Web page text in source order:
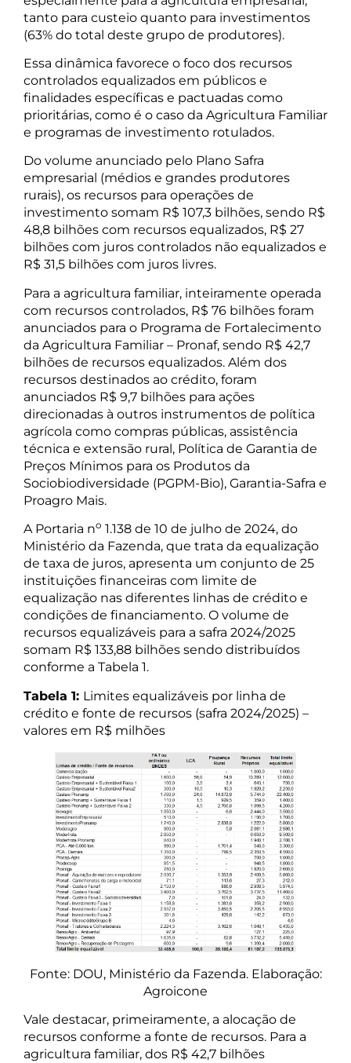
tanto para custeio quanto para investimentos
(63% do total deste grupo de produtores).
Essa dinâmica favorece o foco dos recursos
controlados equalizados em públicos e
finalidades específicas e pactuadas como
prioritárias, como é o caso da Agricultura Familiar
e programas de investimento rotulados.
Do volume anunciado pelo Plano Safra
empresarial (médios e grandes produtores
rurais), os recursos para operações de
investimento somam R$ 107,3 bilhões, sendo R$
48,8 bilhões com recursos equalizados, R$ 27
bilhões com juros controlados não equalizados e
R$ 31,5 bilhões com juros livres.
Para a agricultura familiar, inteiramente operada
com recursos controlados, R$ 76 bilhões foram
anunciados para o Programa de Fortalecimento
da Agricultura Familiar – Pronaf, sendo R$ 42,7
bilhões de recursos equalizados. Além dos
recursos destinados ao crédito, foram
anunciados R$ 9,7 bilhões para ações
direcionadas à outros instrumentos de política
agrícola como compras públicas, assistência
técnica e extensão rural, Política de Garantia de
Preços Mínimos para os Produtos da
Sociobiodiversidade (PGPM-Bio), Garantia-Safra e
Proagro Mais.
A Portaria no 1.138 de 10 de julho de 2024, do
Ministério da Fazenda, que trata da equalização
de taxa de juros, apresenta um conjunto de 25
instituições financeiras com limite de
equalização nas diferentes linhas de crédito e
condições de financiamento. O volume de
recursos equalizáveis para a safra 2024/2025
somam R$ 133,88 bilhões sendo distribuídos
conforme a Tabela 1.
Tabela 1: Limites equalizáveis por linha de
crédito e fonte de recursos (safra 2024/2025) –
valores em R$ milhões
Fonte: DOU, Ministério da Fazenda. Elaboração:
Agroicone
Vale destacar, primeiramente, a alocação de
recursos conforme a fonte de recursos. Para a
agricultura familiar, dos R$ 42,7 bilhões